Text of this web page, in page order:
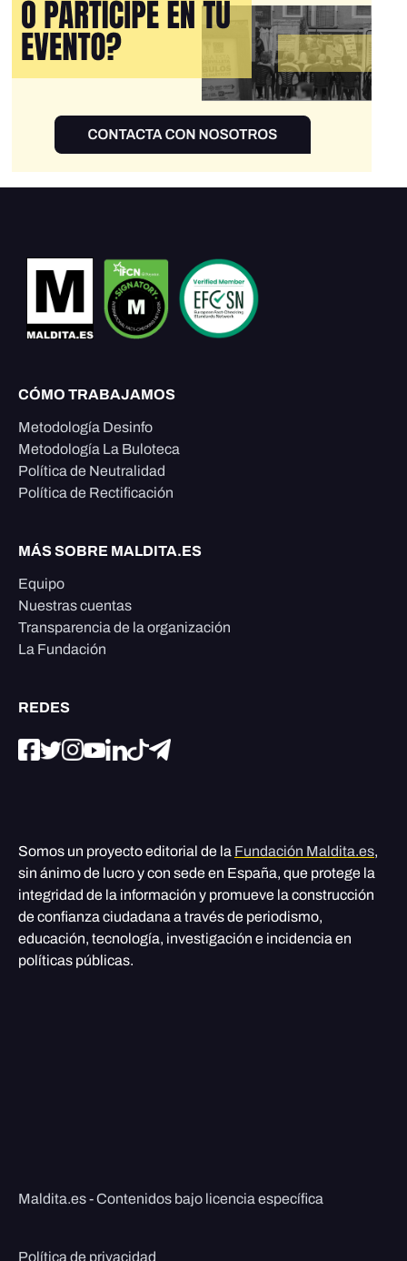
CÓMO TRABAJAMOS
Metodología Desinfo
Metodología La Buloteca
Política de Neutralidad
Política de Rectificación
MÁS SOBRE MALDITA.ES
Equipo
Nuestras cuentas
Transparencia de la organización
La Fundación
REDES
Somos un proyecto editorial de la Fundación Maldita.es,
sin ánimo de lucro y con sede en España, que protege la
integridad de la información y promueve la construcción
de confianza ciudadana a través de periodismo,
educación, tecnología, investigación e incidencia en
políticas públicas.
Maldita.es - Contenidos bajo licencia específica
Política de privacidad